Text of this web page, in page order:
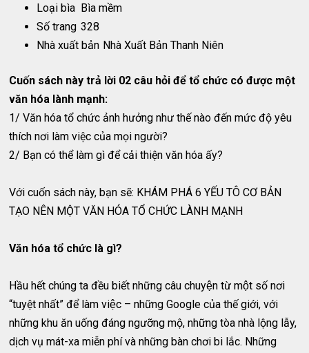
Loại bìa Bìa mềm
Số trang 328
Nhà xuất bản Nhà Xuất Bản Thanh Niên
Cuốn sách này trả lời 02 câu hỏi để tổ chức có được một
văn hóa lành mạnh:
1/ Văn hóa tổ chức ảnh hưởng như thế nào đến mức độ yêu
thích nơi làm việc của mọi người?
2/ Bạn có thể làm gì để cải thiện văn hóa ấy?
Với cuốn sách này, bạn sẽ: KHÁM PHÁ 6 YẾU TÔ CƠ BẢN
TẠO NÊN MỘT VĂN HÓA TỔ CHỨC LÀNH MẠNH
Văn hóa tổ chức là gì?
Hầu hết chúng ta đều biết những câu chuyện từ một số nơi
“tuyệt nhất” để làm việc – những Google của thế giới, với
những khu ăn uống đáng ngưỡng mộ, những tòa nhà lộng lẫy,
dịch vụ mát-xa miễn phí và những bàn chơi bi lắc. Những